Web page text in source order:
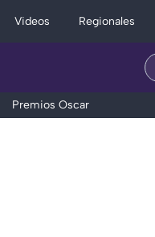
Videos Regionales
Premios Oscar